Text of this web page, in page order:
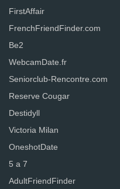
FirstAffair
FrenchFriendFinder.com
Be2
WebcamDate.fr
Seniorclub-Rencontre.com
Reserve Cougar
Destidyll
Victoria Milan
OneshotDate
5 a 7
AdultFriendFinder